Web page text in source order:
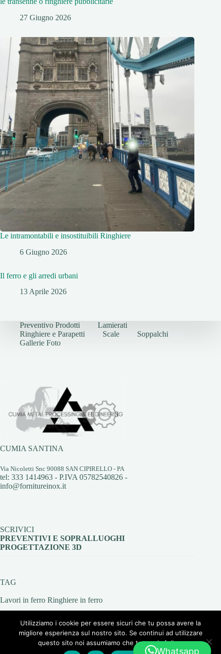
27 Giugno 2026
Le intramontabili e insostituibili Ringhiere
6 Giugno 2026
Il ferro e gli arredi urbani
13 Aprile 2026
Preventivo Prodotti
Lamierati
Ringhiere e Parapetti
Scale
Soppalchi
Gallerie Foto
CUMIA SANTINA
Via Nicoletti Snc 90088 SAN CIPIRELLO - PA
tel: 333 1414963 - P.IVA 05782540826 -
info@fornitureinox.it
SCRIVICI
PREVENTIVI E SOPRALLUOGHI
PROGETTAZIONE 3D
TAG
Lavori in ferro Ringhiere in ferro
Whatsapp
Utilizziamo i cookie per essere sicuri che tu possa avere la
migliore esperienza sul nostro sito. Se continui ad utilizzare
questo sito noi assumiamo che tu ne sia felice.